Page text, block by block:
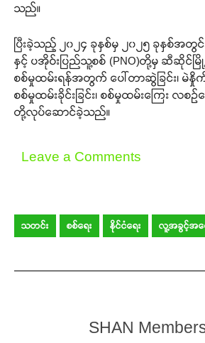
သည်။
ပြီးခဲ့သည့် ၂၀၂၄ ခုနှစ်မှ ၂၀၂၅ ခုနှစ်အတွ
နှင့် ပအိုဝ်းပြည်သူ့စစ် (PNO)တို့မှ ဆီဆိုင်မြို့
စစ်မှုထမ်းရန်အတွက် ပေါ်တာဆွဲခြင်း၊ မဲနှို
စစ်မှုထမ်းခိုင်းခြင်း၊ စစ်မှုထမ်းကြေး လစ
တို့လုပ်ဆောင်ခဲ့သည်။
Leave a Comments
သတင်း စစ်ရေး နိုင်ငံရေး လူ့အခွင့်အရ
SHAN